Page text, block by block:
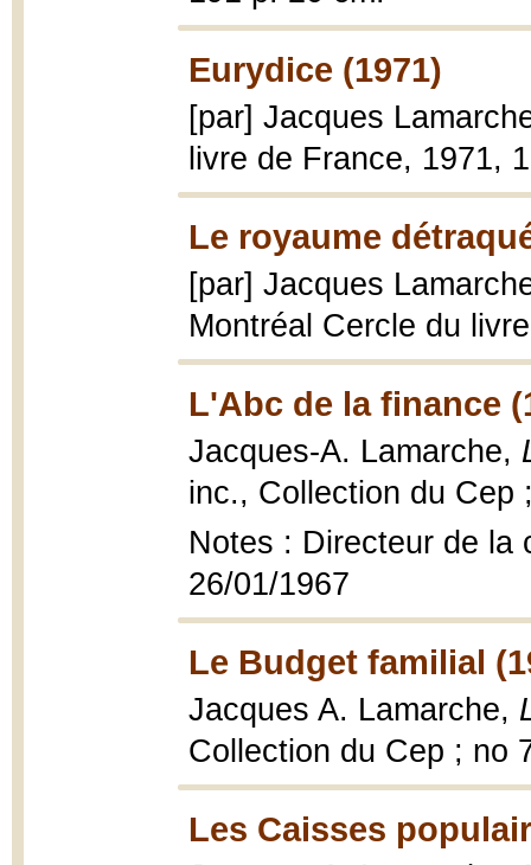
Eurydice (1971)
[par] Jacques
livre de France, 1971,
Le royaume
[par] Jacques
Montréal Cercle du
L'Abc de la finance
Jacques-A. Lamarche,
inc., Collection du Cep
Notes : Directeur de la
26/01/1967
Le Budget familial
Jacques A. Lamarche,
Collection du Cep ; no
Les Caisses